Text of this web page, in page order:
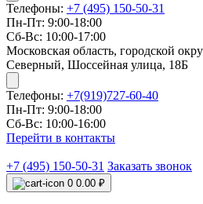
Телефоны: +7 (495) 150-50-31
Пн-Пт: 9:00-18:00
Сб-Вс: 10:00-17:00
Московская область, городской
Северный, Шоссейная улица, 18Б
Телефоны: +7(919)727-60-40
Пн-Пт: 9:00-18:00
Сб-Вс: 10:00-16:00
Перейти в контакты
+7 (495) 150-50-31 Заказать звонок
0 0.00 ₽